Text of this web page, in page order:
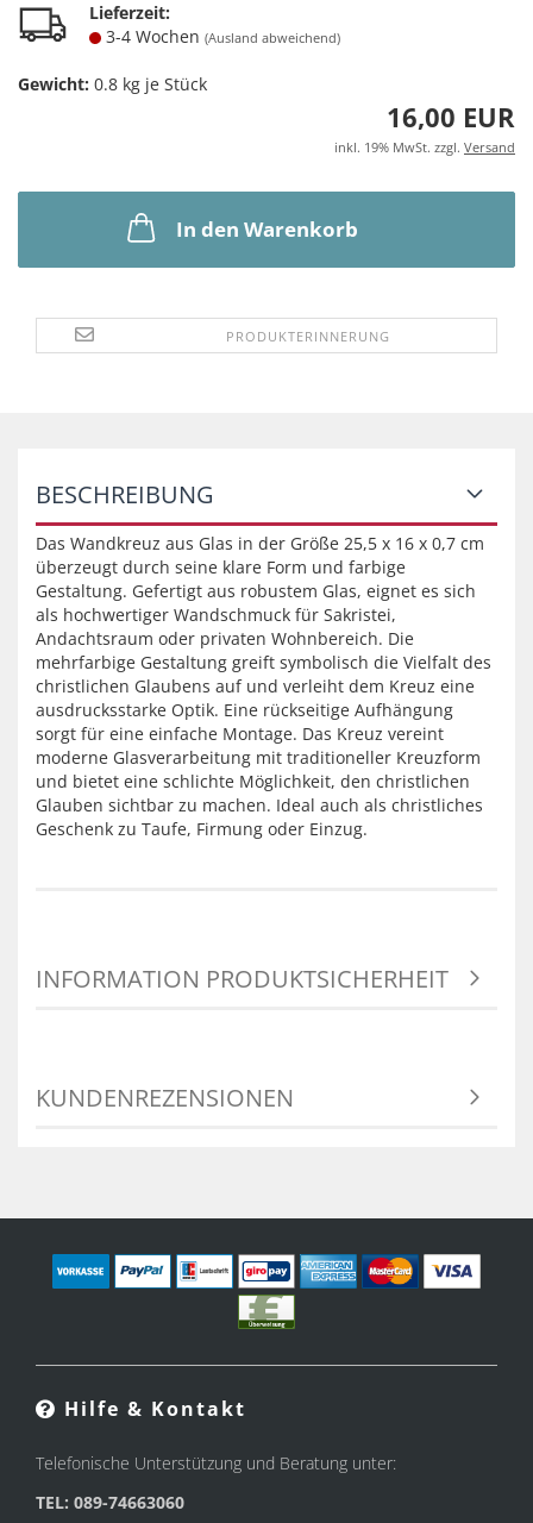
Lieferzeit:
3-4 Wochen (Ausland abweichend)
Gewicht: 0.8 kg je Stück
16,00 EUR
inkl. 19% MwSt. zzgl. Versand
In den Warenkorb
PRODUKTERINNERUNG
BESCHREIBUNG
Das Wandkreuz aus Glas in der Größe 25,5 x 16 x 0,7 cm
überzeugt durch seine klare Form und farbige
Gestaltung. Gefertigt aus robustem Glas, eignet es sich
als hochwertiger Wandschmuck für Sakristei,
Andachtsraum oder privaten Wohnbereich. Die
mehrfarbige Gestaltung greift symbolisch die Vielfalt des
christlichen Glaubens auf und verleiht dem Kreuz eine
ausdrucksstarke Optik. Eine rückseitige Aufhängung
sorgt für eine einfache Montage. Das Kreuz vereint
moderne Glasverarbeitung mit traditioneller Kreuzform
und bietet eine schlichte Möglichkeit, den christlichen
Glauben sichtbar zu machen. Ideal auch als christliches
Geschenk zu Taufe, Firmung oder Einzug.
INFORMATION PRODUKTSICHERHEIT
KUNDENREZENSIONEN
Hilfe & Kontakt
Telefonische Unterstützung und Beratung unter:
TEL: 089-74663060